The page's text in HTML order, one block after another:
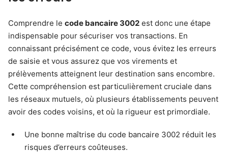
Comprendre le code bancaire 3002 est donc une étape
indispensable pour sécuriser vos transactions. En
connaissant précisément ce code, vous évitez les erreurs
de saisie et vous assurez que vos virements et
prélèvements atteignent leur destination sans encombre.
Cette compréhension est particulièrement cruciale dans
les réseaux mutuels, où plusieurs établissements peuvent
avoir des codes voisins, et où la rigueur est primordiale.
Une bonne maîtrise du code bancaire 3002 réduit les
risques d’erreurs coûteuses.